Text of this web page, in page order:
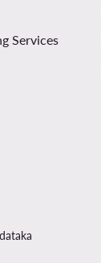
Services